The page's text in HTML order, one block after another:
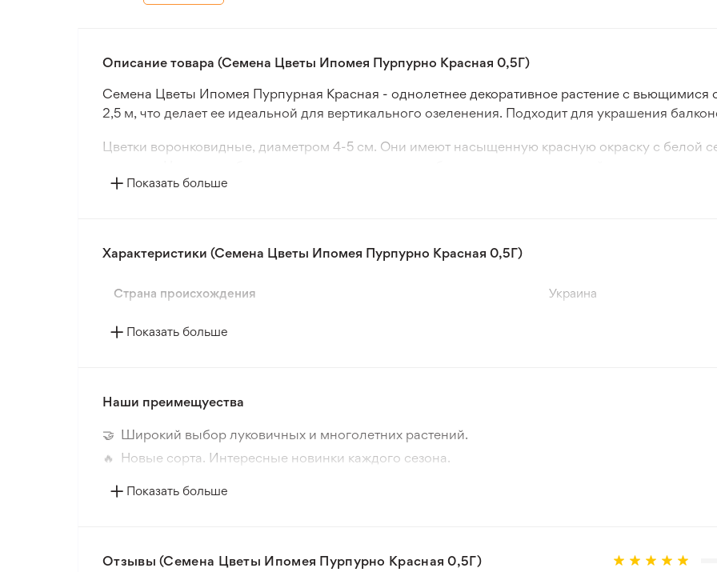
Описание товара (Семена Цветы Ипомея Пурпурно Красная 0,5Г)
Семена Цветы Ипомея Пурпурная Красная - однолетнее декоративное растение с вьющимися
2,5 м, что делает ее идеальной для вертикального озеленения. Подходит для украшения
Цветки воронковидные, диаметром 4-5 см. Они имеют насыщенную красную окраску с белой
Показать больше
Характеристики (Семена Цветы Ипомея Пурпурно Красная 0,5Г)
Страна происхождения Украина
Показать больше
Наши преимещуества
🤝 Широкий выбор луковичных и многолетних растений.
🔥 Новые сорта. Интересные новинки каждого сезона.
📸 Соответствие сортов. Совпадение фотографии товара и реального растения.
Показать больше
Отзывы (Семена Цветы Ипомея Пурпурно Красная 0,5Г)